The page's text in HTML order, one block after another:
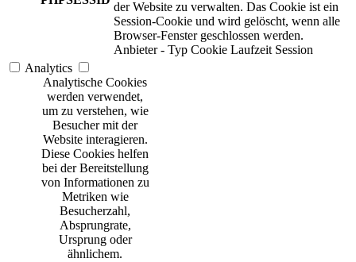
der Website zu verwalten. Das Cookie ist ein
Session-Cookie und wird gelöscht, wenn alle
Browser-Fenster geschlossen werden.
Anbieter - Typ Cookie Laufzeit Session
Analytics
Analytische Cookies
werden verwendet,
um zu verstehen, wie
Besucher mit der
Website interagieren.
Diese Cookies helfen
bei der Bereitstellung
von Informationen zu
Metriken wie
Besucherzahl,
Absprungrate,
Ursprung oder
ähnlichem.